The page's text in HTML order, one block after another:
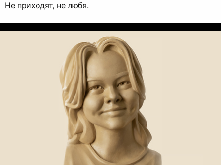
Не приходят, не любя.